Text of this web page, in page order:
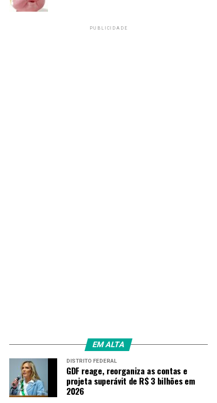
PUBLICIDADE
EM ALTA
DISTRITO FEDERAL
GDF reage, reorganiza as contas e
projeta superávit de R$ 3 bilhões em
2026